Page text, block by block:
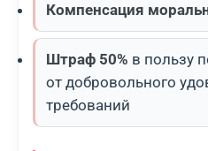
Компенсация
Штраф 50% в пользу
от добровольного
требований